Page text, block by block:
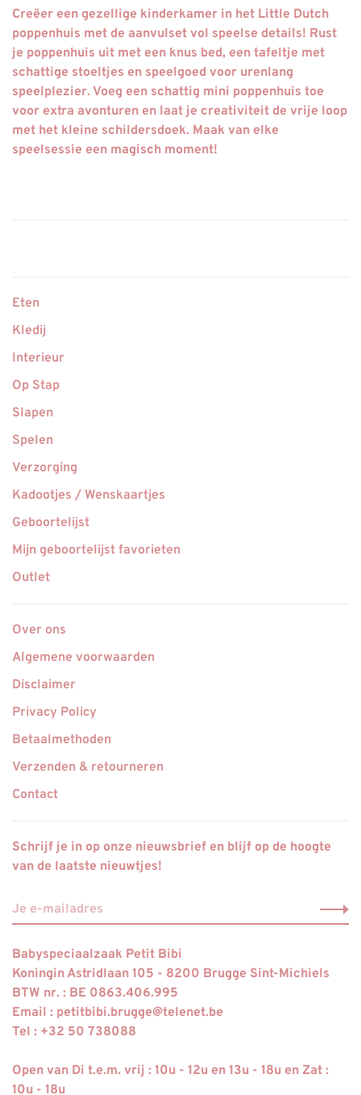
Creëer een gezellige kinderkamer in het Little Dutch
poppenhuis met de aanvulset vol speelse details! Rust
je poppenhuis uit met een knus bed, een tafeltje met
schattige stoeltjes en speelgoed voor urenlang
speelplezier. Voeg een schattig mini poppenhuis toe
voor extra avonturen en laat je creativiteit de vrije loop
met het kleine schildersdoek. Maak van elke
speelsessie een magisch moment!
Eten
Kledij
Interieur
Op Stap
Slapen
Spelen
Verzorging
Kadootjes / Wenskaartjes
Geboortelijst
Mijn geboortelijst favorieten
Outlet
Over ons
Algemene voorwaarden
Disclaimer
Privacy Policy
Betaalmethoden
Verzenden & retourneren
Contact
Schrijf je in op onze nieuwsbrief en blijf op de hoogte
van de laatste nieuwtjes!
Babyspeciaalzaak Petit Bibi
Koningin Astridlaan 105 - 8200 Brugge Sint-Michiels
BTW nr. : BE 0863.406.995
Email : petitbibi.brugge@telenet.be
Tel : +32 50 738088
Open van Di t.e.m. vrij : 10u - 12u en 13u - 18u en Zat :
10u - 18u